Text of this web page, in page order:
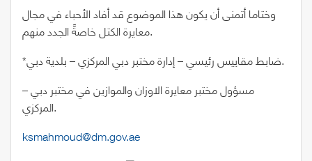
وختاما أتمنى أن يكون هذا الموضوع قد أفاد الأحباء في مجال
معايرة الكتل خاصةً الجدد منهم.
*ضابط مقاييس رئيسي – إدارة مختبر دبي المركزي – بلدية دبي.
– مسؤول مختبر معايرة الاوزان والموازين في مختبر دبي
المركزي.
ksmahmoud@dm.gov.ae